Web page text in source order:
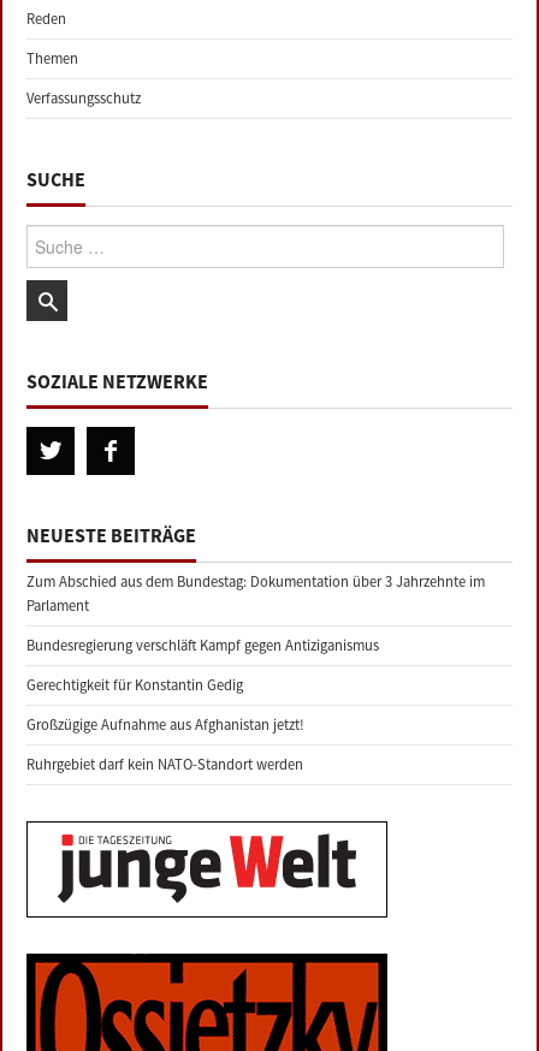
Reden
Themen
Verfassungsschutz
SUCHE
Suche:
SOZIALE NETZWERKE
NEUESTE BEITRÄGE
Zum Abschied aus dem Bundestag: Dokumentation über 3 Jahrzehnte im
Parlament
Bundesregierung verschläft Kampf gegen Antiziganismus
Gerechtigkeit für Konstantin Gedig
Großzügige Aufnahme aus Afghanistan jetzt!
Ruhrgebiet darf kein NATO-Standort werden